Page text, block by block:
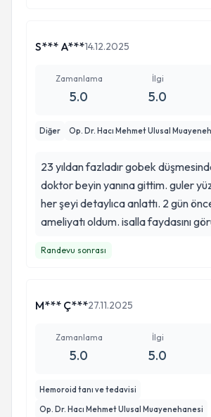
bilgilendirerek güven veren, sabırla
gerçekleştiren Dr. Hacı Mehmet
olmak üzere, Halime Hanım’a ve
hissettiren Gizem Hanım’a yürekten
bugün kendimi yeniden doğmuş gibi
hissediyorum. ✨🙏 İyi ki varsınız. . 🌸
S*** A***14.12.2025
Zamanlama
5.0
İlgi
5.0
Diğer Op. Dr. Hacı Mehmet Ulusal
23 yıldan fazladır gobek
doktor beyin yanına gittim. guler
her şeyi detaylıca anlattı. 2 gün
ameliyatı oldum. isalla faydasını
Randevu sonrası
M*** Ç***27.11.2025
Zamanlama
5.0
İlgi
5.0
Hemoroid tanı ve tedavisi
Op. Dr. Hacı Mehmet Ulusal Muayenehanesi